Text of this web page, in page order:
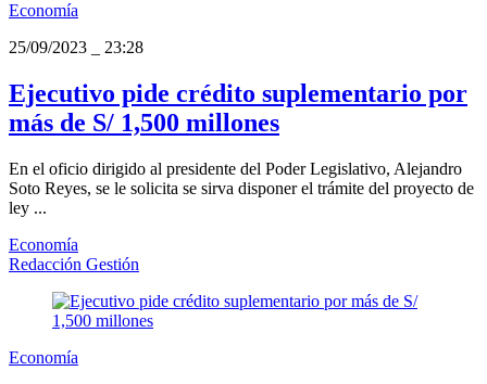
Economía
25/09/2023
23:28
Ejecutivo pide crédito suplementario por
más de S/ 1,500 millones
En el oficio dirigido al presidente del Poder Legislativo, Alejandro
Soto Reyes, se le solicita se sirva disponer el trámite del proyecto de
ley ...
Economía
Redacción Gestión
Economía